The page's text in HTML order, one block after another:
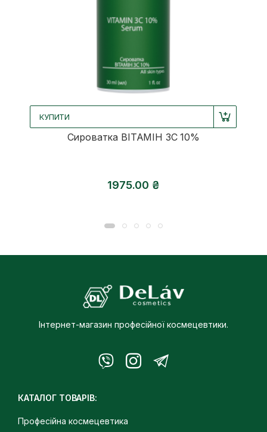
КУПИТИ
Cироватка ВІТАМІН 3С 10%
1975.00 ₴
Інтернет-магазин професійної космецевтики.
КАТАЛОГ ТОВАРІВ:
Професійна космецевтика